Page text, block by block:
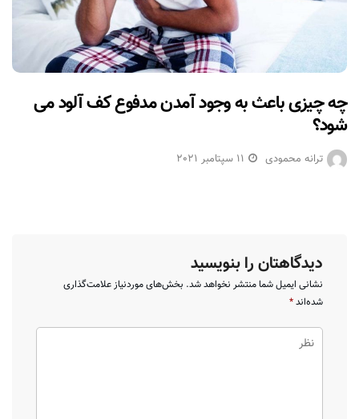
چه چیزی باعث به وجود آمدن مدفوع کف آلود می
شود؟
ترانه محمودی 11 سپتامبر 2021
دیدگاهتان را بنویسید
نشانی ایمیل شما منتشر نخواهد شد. بخش‌های موردنیاز علامت‌گذاری
شده‌اند*